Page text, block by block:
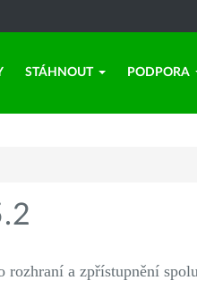
STÁHNOUT PODPORA
a zpřístupnění